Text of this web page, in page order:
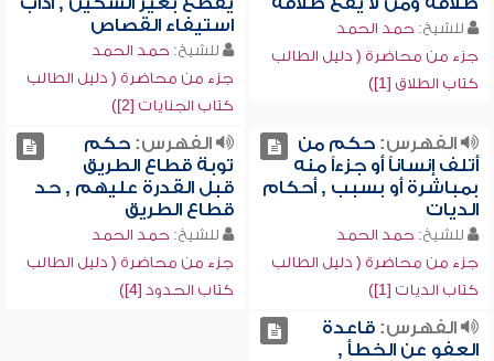
للشيخ: حمد الحمد
جزء من محاضرة ( دليل الطالب
كتاب الطلاق [1])
استيفاء القصاص
للشيخ: حمد الحمد
جزء من محاضرة ( دليل الطالب
كتاب الجنايات [2])
الفهرس:حكم من
أتلف إنساناً أو جزءاً منه
بمباشرة أو بسبب , أحكام
الديات
للشيخ: حمد الحمد
جزء من محاضرة ( دليل الطالب
كتاب الديات [1])
الفهرس:حكم
توبة قطاع الطريق
قبل القدرة عليهم , حد
قطاع الطريق
للشيخ: حمد الحمد
جزء من محاضرة ( دليل الطالب
كتاب الحدود [4])
الفهرس:قاعدة
العفو عن الخطأ ,